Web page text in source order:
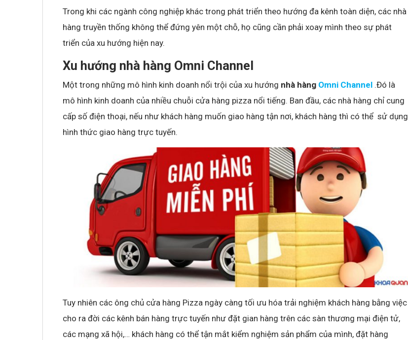
Trong khi các ngành công nghiệp khác trong phát triển theo hướng đa kênh toàn diện, các nhà
hàng truyền thống không thể đứng yên một chỗ, họ cũng cần phải xoay mình theo sự phát
triển của xu hướng hiện nay.
Xu hướng nhà hàng Omni Channel
Một trong những mô hình kinh doanh nổi trội của xu hướng nhà hàng Omni Channel .Đó là
mô hình kinh doanh của nhiều chuỗi cửa hàng pizza nổi tiếng. Ban đầu, các nhà hàng chỉ cung
cấp số điện thoại, nếu như khách hàng muốn giao hàng tận nơi, khách hàng thì có thể sử dụng
hình thức giao hàng trực tuyến.
Tuy nhiên các ông chủ cửa hàng Pizza ngày càng tối ưu hóa trải nghiệm khách hàng bằng việc
cho ra đời các kênh bán hàng trực tuyến như đặt gian hàng trên các sàn thương mại điện tử,
các mạng xã hội,… khách hàng có thể tận mắt kiểm nghiệm sản phẩm của mình, đặt hàng